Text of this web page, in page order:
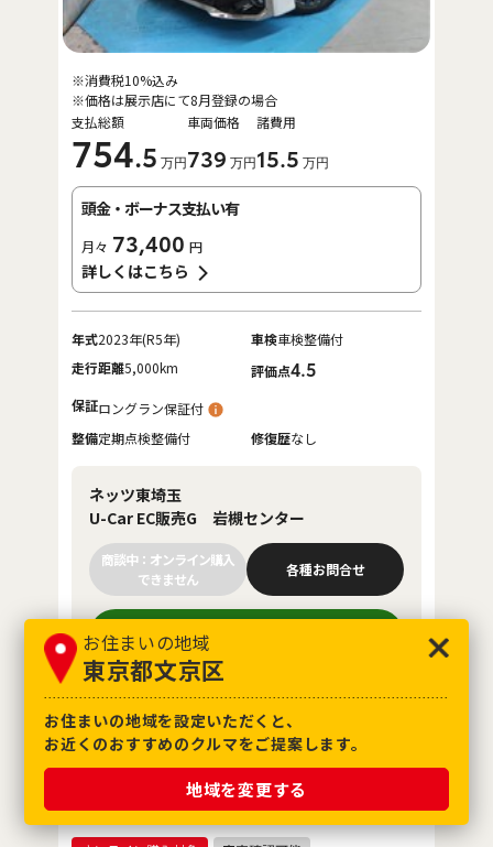
お住まいの地域
東京都文京区
お住まいの地域を設定いただくと、
お近くのおすすめのクルマをご提案します。
地域を変更する
支払総額
754.5 万円
車両価格
739 万円
諸費用
15.5 万円
※消費税10%込み
※価格は展示店にて8月登録の場合
頭金・ボーナス支払い有
月々 73,400 円
詳しくはこちら
年式2023年(R5年) 車検車検整備付
走行距離5,000km 評価点4.5
保証ロングラン保証付
整備定期点検整備付 修復歴なし
ネッツ東埼玉
U-Car EC販売G 岩槻センター
商談中：オンライン購入
できません
各種お問合せ
048-796-5737
ヴェルファイア Z プレミア
お気に入り追加